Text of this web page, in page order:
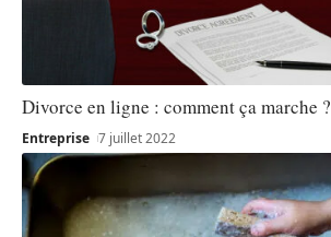
Divorce en ligne : comment ça marche ?
Entreprise 7 juillet 2022